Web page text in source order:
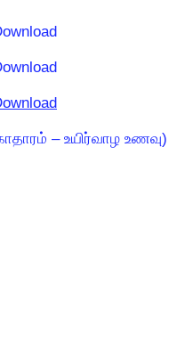
– உயிர்வாழ உணவு)